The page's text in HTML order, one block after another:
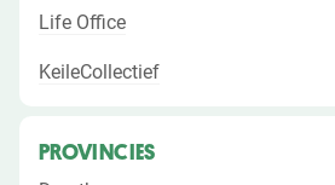
Life Office
KeileCollectief
PROVINCIES